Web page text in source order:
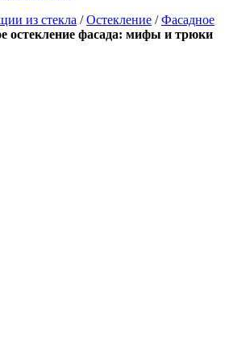
из стекла /Остекление /Фасадное
остекление фасада: мифы и трюки